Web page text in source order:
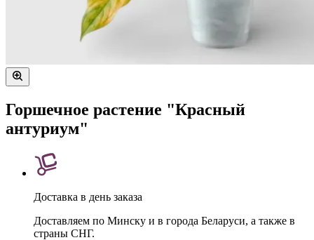
Горшечное растение "Красный
антуриум"
Доставка в день заказа
Доставляем по Минску и в города Беларуси, а также в
страны СНГ.